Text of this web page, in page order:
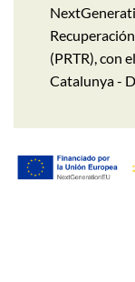
(PRTR), con
Catalunya -